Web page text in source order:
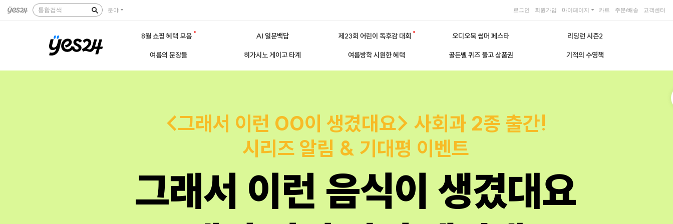
통합검색 분야 로그인 회원가입 마이페이지 카트 주문/배송 고객센터
8월 쇼핑 혜택 모음 AI 일문백답 제23회 어린이 독후감 대회 오디오북 썸머 페스타 리딩런 시즌2
여름의 문장들 히가시노 게이고 타계 여름방학 시원한 혜택 골든벨 퀴즈 풀고 상품권 기적의 수영책
<그래서 이런 OO이 생겼대요> 사회과 2종 출간!
시리즈 알림 & 기대평 이벤트
그래서 이런 음식이 생겼대요